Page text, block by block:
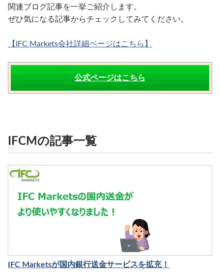
関連ブログ記事を一挙ご紹介します。
ぜひ気になる記事からチェックしてみてください。
【IFC Markets会社詳細ページはこちら】
公式ページはこちら
IFCMの記事一覧
IFC Marketsが国内銀行送金サービスを拡充！